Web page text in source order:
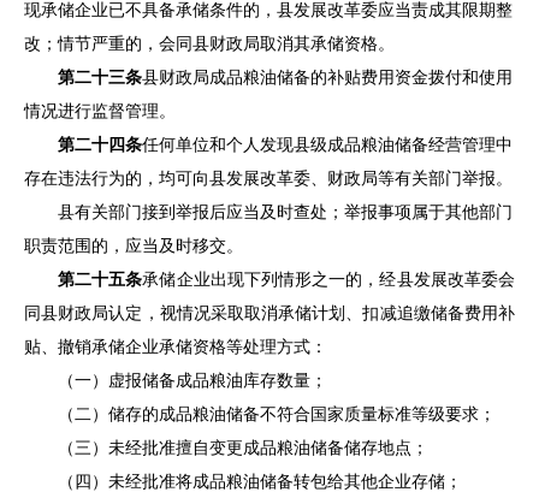
现承储企业已不具备承储条件的， 县发展改革委应当责成其限期整
改；情节严重的，会同 县财政局取消其承储资格。
第二十三条县财政局成品粮油储备的补贴费用资金拨付和使用
情况进行监督管理。
第二十四条任何单位和个人发现县级成品粮油储备经营管理中
存在违法行为的，均可向县发展改革委、财政局等有关部门举报。
县有关部门接到举报后应当及时查处；举报事项属于其他部门
职责范围的，应当及时移交。
第二十五条承储企业出现下列情形之一的，经县发展改革委会
同县财政局认定，视情况采取取消承储计划、扣减追缴储备费用补
贴、撤销承储企业承储资格等处理方式：
（一）虚报储备成品粮油库存数量；
（二）储存的成品粮油储备不符合国家质量标准等级要求；
（三）未经批准擅自变更成品粮油储备储存地点；
（四）未经批准将成品粮油储备转包给其他企业存储；